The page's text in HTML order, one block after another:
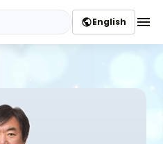
publicEnglish menu